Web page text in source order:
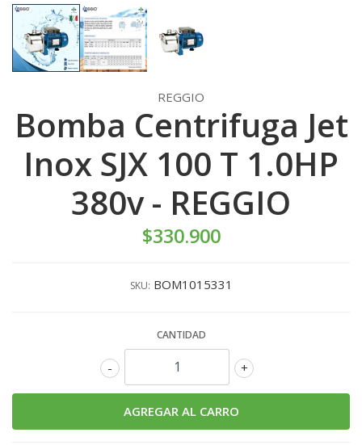
REGGIO
Bomba Centrifuga Jet
Inox SJX 100 T 1.0HP
380v - REGGIO
$330.900
SKU: BOM1015331
CANTIDAD
+
-